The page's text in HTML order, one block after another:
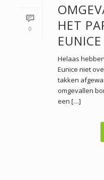
0
HET
EUNICE
Helaas
Eunice niet
takken
omgevallen
een […]